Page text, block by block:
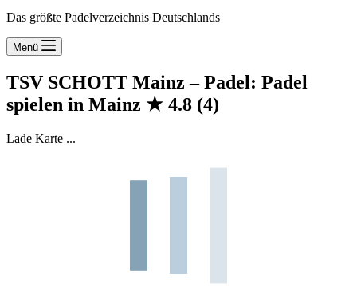
Das größte Padelverzeichnis Deutschlands
Menü
TSV SCHOTT Mainz – Padel: Padel
spielen in Mainz ★ 4.8 (4)
Lade Karte ...